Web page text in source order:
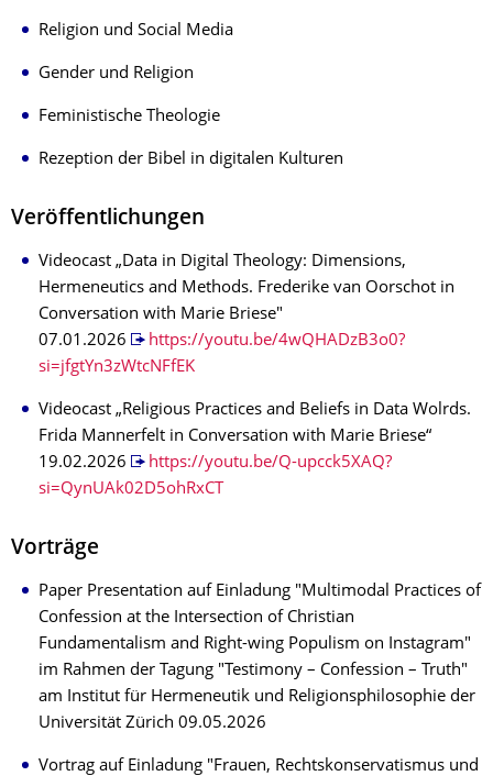
Religion und Social Media
Gender und Religion
Feministische Theologie
Rezeption der Bibel in digitalen Kulturen
Veröffentlichungen
Videocast „Data in Digital Theology: Dimensions,
Hermeneutics and Methods. Frederike van Oorschot in
Conversation with Marie Briese"
07.01.2026
https://youtu.be/4wQHADzB3o0?
si=jfgtYn3zWtcNFfEK
Videocast „Religious Practices and Beliefs in Data Wolrds.
Frida Mannerfelt in Conversation with Marie Briese“
19.02.2026
https://youtu.be/Q-upcck5XAQ?
si=QynUAk02D5ohRxCT
Vorträge
Paper Presentation auf Einladung "Multimodal Practices of
Confession at the Intersection of Christian
Fundamentalism and Right-wing Populism on Instagram"
im Rahmen der Tagung "Testimony – Confession – Truth"
am Institut für Hermeneutik und Religionsphilosophie der
Universität Zürich 09.05.2026
Vortrag auf Einladung "Frauen, Rechtskonservatismus und